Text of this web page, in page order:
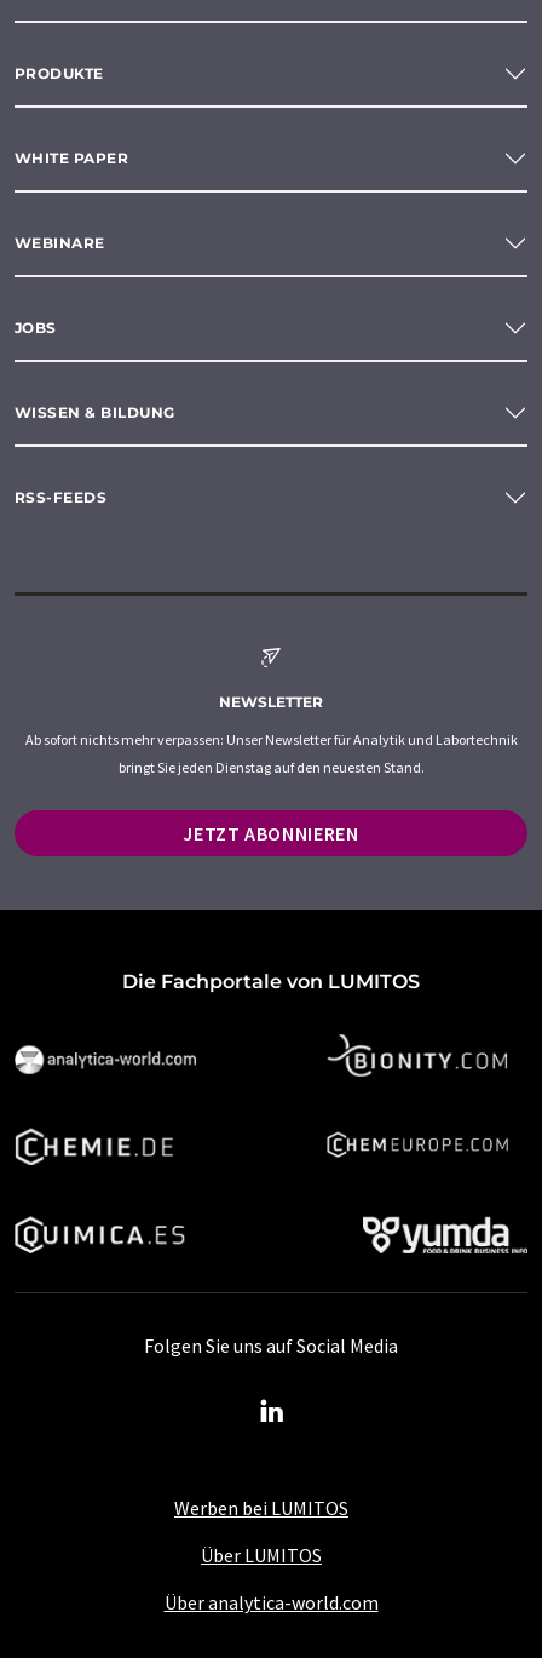
PRODUKTE
WHITE PAPER
WEBINARE
JOBS
WISSEN & BILDUNG
RSS-FEEDS
NEWSLETTER
Ab sofort nichts mehr verpassen: Unser Newsletter für Analytik und Labortechnik
bringt Sie jeden Dienstag auf den neuesten Stand.
JETZT ABONNIEREN
Die Fachportale von LUMITOS
Werben bei LUMITOS
Über LUMITOS
Über analytica-world.com
Folgen Sie uns auf Social Media